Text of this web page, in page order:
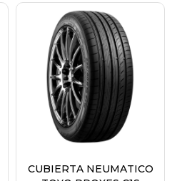
CUBIERTA NEUMATICO